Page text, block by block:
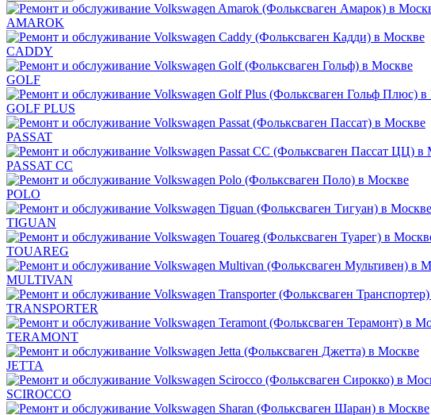
AMAROK
CADDY
GOLF
GOLF PLUS
PASSAT
PASSAT CC
POLO
TIGUAN
TOUAREG
MULTIVAN
TRANSPORTER
TERAMONT
JETTA
SCIROCCO